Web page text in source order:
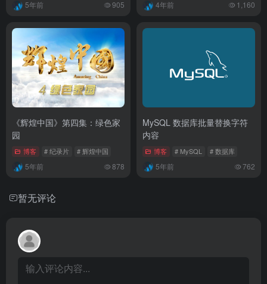
5年前 905 4年前 1,160
《辉煌中国》第四集：绿色家
园
博客 # 纪录片 # 辉煌中国
5年前 878
MySQL 数据库批量替换字符
内容
博客 # MySQL # 数据库
5年前 762
暂无评论